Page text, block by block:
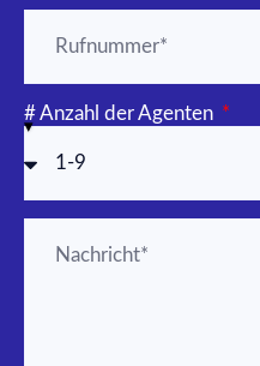
# Anzahl der Agenten